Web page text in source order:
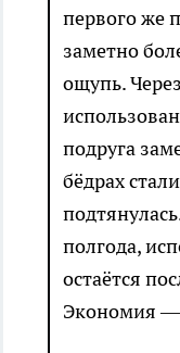
первого же
заметно
ощупь.
подруга
бёдрах
полгода,
остаётся
Экономия —